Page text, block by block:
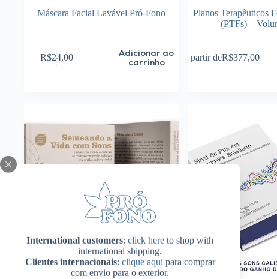
International customers: click here to shop with
international shipping.
Clientes internacionais: clique aqui para comprar
com envio para o exterior.
Máscara Facial Lavável Pró-Fono
R$24,00
Adicionar ao
carrinho
Planos Terapêuticos
(PTFs) –
A partir deR$377,00
produto
ser
escolhidas
na
página